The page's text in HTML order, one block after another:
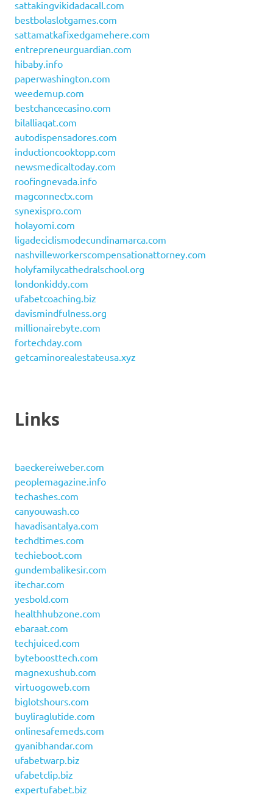
sattakingvikidadacall.com
bestbolaslotgames.com
sattamatkafixedgamehere.com
entrepreneurguardian.com
hibaby.info
paperwashington.com
weedemup.com
bestchancecasino.com
bilalliaqat.com
autodispensadores.com
inductioncooktopp.com
newsmedicaltoday.com
roofingnevada.info
magconnectx.com
synexispro.com
holayomi.com
ligadeciclismodecundinamarca.com
nashvilleworkerscompensationattorney.com
holyfamilycathedralschool.org
londonkiddy.com
ufabetcoaching.biz
davismindfulness.org
millionairebyte.com
fortechday.com
getcaminorealestateusa.xyz
Links
baeckereiweber.com
peoplemagazine.info
techashes.com
canyouwash.co
havadisantalya.com
techdtimes.com
techieboot.com
gundembalikesir.com
itechar.com
yesbold.com
healthhubzone.com
ebaraat.com
techjuiced.com
byteboosttech.com
magnexushub.com
virtuogoweb.com
biglotshours.com
buyliraglutide.com
onlinesafemeds.com
gyanibhandar.com
ufabetwarp.biz
ufabetclip.biz
expertufabet.biz